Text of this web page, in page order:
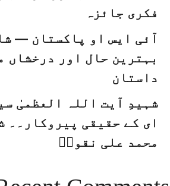
جدید دور میں استعماری
راستے رکیں گے، راہیان کربلا
فکری جائزہ
آئی ایس او پاکستان —
بہترین حال اور درخشاں
داستان
شہیدِ آیت اللہ العظمیٰ
ای کے حقیقی پیروکار۔۔
محمد علی نقویؒ